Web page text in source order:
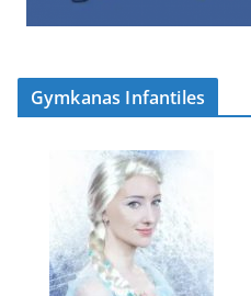
Gymkanas Infantiles